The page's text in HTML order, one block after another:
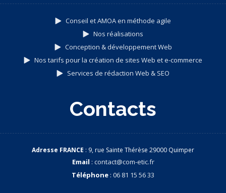
Conseil et AMOA en méthode agile
Nos réalisations
Conception & développement Web
Nos tarifs pour la création de sites Web et e-commerce
Services de rédaction Web & SEO
Contacts
Adresse FRANCE : 9, rue Sainte Thérèse 29000 Quimper
Email : contact@com-etic.fr
Téléphone : 06 81 15 56 33